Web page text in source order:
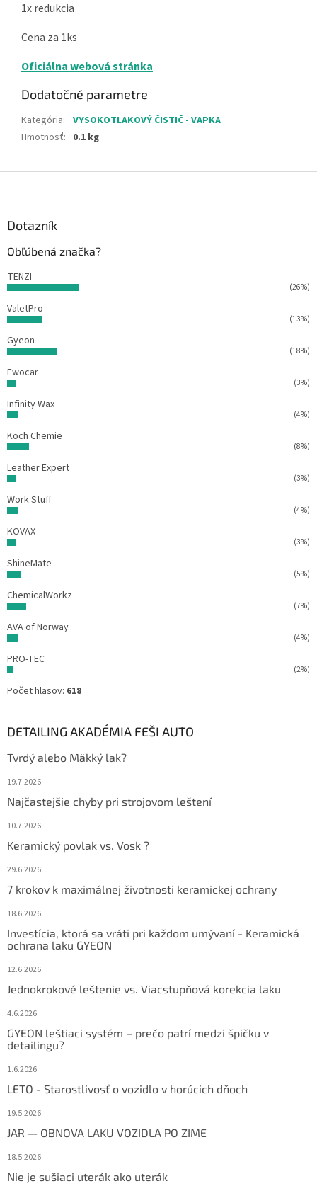
1x redukcia
Cena za 1ks
Oficiálna webová stránka
Dodatočné parametre
Kategória: VYSOKOTLAKOVÝ ČISTIČ - VAPKA
Hmotnosť: 0.1 kg
Dotazník
Obľúbená značka?
TENZI
(26%)
ValetPro
(13%)
Gyeon
(18%)
Ewocar
(3%)
Infinity Wax
(4%)
Koch Chemie
(8%)
Leather Expert
(3%)
Work Stuff
(4%)
KOVAX
(3%)
ShineMate
(5%)
ChemicalWorkz
(7%)
AVA of Norway
(4%)
PRO-TEC
(2%)
Počet hlasov: 618
DETAILING AKADÉMIA FEŠI AUTO
Tvrdý alebo Mäkký lak?
19.7.2026
Najčastejšie chyby pri strojovom leštení
10.7.2026
Keramický povlak vs. Vosk ?
29.6.2026
7 krokov k maximálnej životnosti keramickej ochrany
18.6.2026
Investícia, ktorá sa vráti pri každom umývaní - Keramická
ochrana laku GYEON
12.6.2026
Jednokrokové leštenie vs. Viacstupňová korekcia laku
4.6.2026
GYEON leštiaci systém – prečo patrí medzi špičku v
detailingu?
1.6.2026
LETO - Starostlivosť o vozidlo v horúcich dňoch
19.5.2026
JAR — OBNOVA LAKU VOZIDLA PO ZIME
18.5.2026
Nie je sušiaci uterák ako uterák